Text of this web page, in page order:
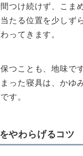
つけ続けず、こま
たる位置を少しず
ってきます。
つことも、地味で
った寝具は、かゆ
す。
やわらげるコツ